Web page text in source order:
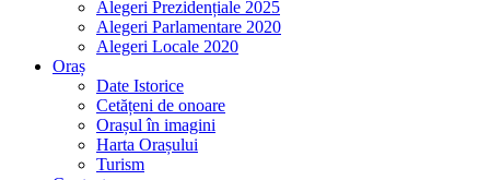
Alegeri Prezidențiale 2025
Alegeri Parlamentare 2020
Alegeri Locale 2020
Oraș
Date Istorice
Cetățeni de onoare
Orașul în imagini
Harta Orașului
Turism